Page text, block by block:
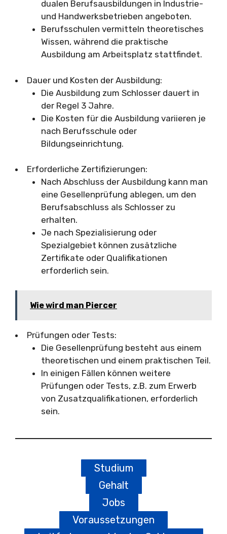
dualen Berufsausbildungen in Industrie-
und Handwerksbetrieben angeboten.
Berufsschulen vermitteln theoretisches
Wissen, während die praktische
Ausbildung am Arbeitsplatz stattfindet.
Dauer und Kosten der Ausbildung:
Die Ausbildung zum Schlosser dauert in
der Regel 3 Jahre.
Die Kosten für die Ausbildung variieren je
nach Berufsschule oder
Bildungseinrichtung.
Erforderliche Zertifizierungen:
Nach Abschluss der Ausbildung kann man
eine Gesellenprüfung ablegen, um den
Berufsabschluss als Schlosser zu
erhalten.
Je nach Spezialisierung oder
Spezialgebiet können zusätzliche
Zertifikate oder Qualifikationen
erforderlich sein.
Wie wird man Piercer
Prüfungen oder Tests:
Die Gesellenprüfung besteht aus einem
theoretischen und einem praktischen Teil.
In einigen Fällen können weitere
Prüfungen oder Tests, z.B. zum Erwerb
von Zusatzqualifikationen, erforderlich
sein.
Studium
Gehalt
Jobs
Voraussetzungen